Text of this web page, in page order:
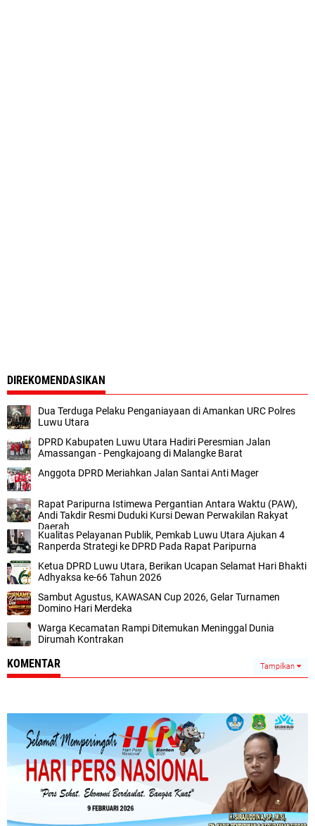
DIREKOMENDASIKAN
Dua Terduga Pelaku Penganiayaan di Amankan URC Polres
Luwu Utara
DPRD Kabupaten Luwu Utara Hadiri Peresmian Jalan
Amassangan - Pengkajoang di Malangke Barat
Anggota DPRD Meriahkan Jalan Santai Anti Mager
Rapat Paripurna Istimewa Pergantian Antara Waktu (PAW),
Andi Takdir Resmi Duduki Kursi Dewan Perwakilan Rakyat
Daerah
Kualitas Pelayanan Publik, Pemkab Luwu Utara Ajukan 4
Ranperda Strategi ke DPRD Pada Rapat Paripurna
Ketua DPRD Luwu Utara, Berikan Ucapan Selamat Hari Bhakti
Adhyaksa ke-66 Tahun 2026
Sambut Agustus, KAWASAN Cup 2026, Gelar Turnamen
Domino Hari Merdeka
Warga Kecamatan Rampi Ditemukan Meninggal Dunia
Dirumah Kontrakan
KOMENTAR Tampilkan